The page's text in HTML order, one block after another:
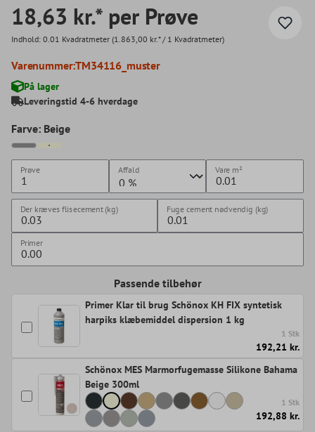
18,63 kr.* per Prøve
Indhold: 0.01 Kvadratmeter (1.863,00 kr.* / 1 Kvadratmeter)
Varenummer:TM34116_muster
På lager
Leveringstid 4-6 hverdage
Farve: Beige
Prøve Affald Vare m²
Der kræves flisecement (kg) Fuge cement nødvendig (kg)
Primer
Passende tilbehør
Primer Klar til brug Schönox KH FIX syntetisk
harpiks klæbemiddel dispersion 1 kg
1 Stk
192,21 kr.
Schönox MES Marmorfugemasse Silikone Bahama
Beige 300ml
1 Stk
192,88 kr.